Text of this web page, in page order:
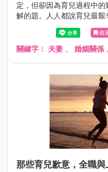
定，但卻因為育兒過程中
解的題。人人都說育兒最
年，撐住了就海闊天空。
今第四年，說實話也並非
關關過。
收
關鍵字： 夫妻 、 婚姻關係
那些育兒歉意，全職